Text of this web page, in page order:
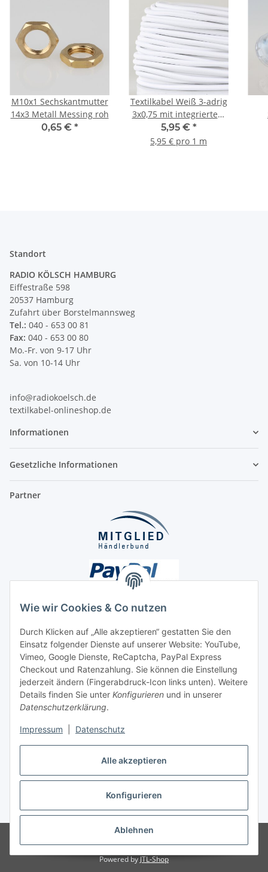
Alle akzeptieren
Konfigurieren
Ablehnen
Wie wir Cookies & Co nutzen
Durch Klicken auf „Alle akzeptieren“ gestatten Sie den
Einsatz folgender Dienste auf unserer Website: YouTube,
Vimeo, Google Dienste, ReCaptcha, PayPal Express
Checkout und Ratenzahlung. Sie können die Einstellung
jederzeit ändern (Fingerabdruck-Icon links unten). Weitere
Details finden Sie unter Konfigurieren und in unserer
Datenschutzerklärung.
Impressum Datenschutz
M10x1 Sechskantmutter
14x3 Metall Messing roh
0,65 € *
Textilkabel Weiß 3-adrig
3x0,75 mit integriertem
Stahlseil zur
Zugentlastung
5,95 € *
5,95 € pro 1 m
Standort
RADIO KÖLSCH HAMBURG
Eiffestraße 598
20537 Hamburg
Zufahrt über Borstelmannsweg
Tel.: 040 - 653 00 81
Fax: 040 - 653 00 80
Mo.-Fr. von 9-17 Uhr
Sa. von 10-14 Uhr
info@radiokoelsch.de
textilkabel-onlineshop.de
Informationen
Gesetzliche Informationen
Partner
Unsere Seiten
Social Media
Vertrag widerrufen
* Alle Preise inkl. gesetzlicher USt., ** siehe Lieferbedingungen, zzgl.
Versand
Onlineshop für Endkunden und Wiederverkäufer
Powered byJTL-Shop